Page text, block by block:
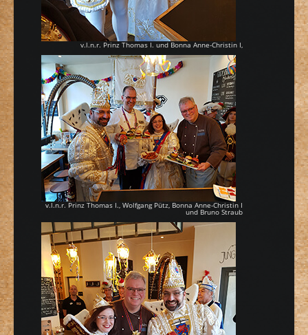
v.l.n.r. Prinz Thomas I. und Bonna Anne-Christin I,
v.l.n.r. Prinz Thomas I., Wolfgang Pütz, Bonna Anne-Christin I
und Bruno Straub